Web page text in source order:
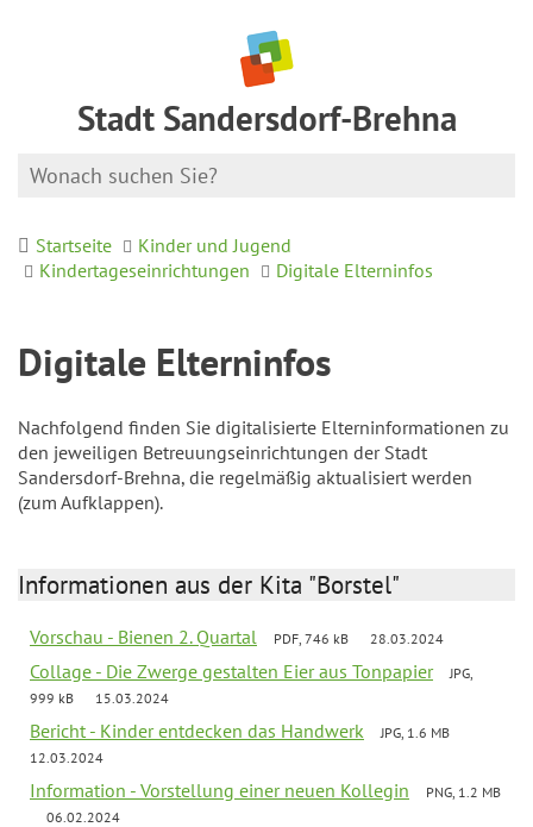
Stadt Sandersdorf-Brehna
Startseite
Kinder und Jugend
Kindertageseinrichtungen
Digitale Elterninfos
Digitale Elterninfos
Nachfolgend finden Sie digitalisierte Elterninformationen zu
den jeweiligen Betreuungseinrichtungen der Stadt
Sandersdorf-Brehna, die regelmäßig aktualisiert werden
(zum Aufklappen).
Informationen aus der Kita "Borstel"
Vorschau - Bienen 2. Quartal PDF, 746 kB 28.03.2024
Collage - Die Zwerge gestalten Eier aus Tonpapier
JPG,
999 kB
15.03.2024
Bericht - Kinder entdecken das Handwerk
JPG, 1.6 MB
12.03.2024
Information - Vorstellung einer neuen Kollegin
PNG, 1.2 MB
06.02.2024